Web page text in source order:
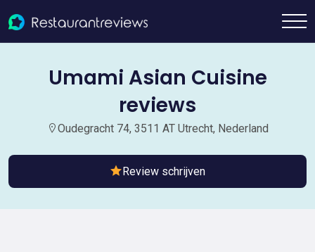
Umami Asian Cuisine
reviews
Oudegracht 74, 3511 AT Utrecht, Nederland
Review schrijven